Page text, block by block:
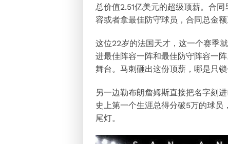
总价值2.51亿美元的超级顶薪。合
容或者拿最佳防守球员，合同总金
这位22岁的法国天才，这一个赛季
进最佳阵容一阵和最佳防守阵容一
舞台。马刺砸出这份顶薪，哪是只
另一边勒布朗詹姆斯直接把名字刻
史上第一个生涯总得分破5万的球
尾灯。